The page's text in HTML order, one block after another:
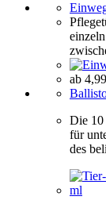
ab
Die 10
für
des